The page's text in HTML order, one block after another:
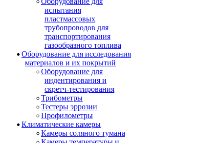
испытания
пластмассовых
трубопроводов для
транспортирования
газообразного топлива
Оборудование для исследования
материалов и их покрытий
Оборудование для
индентирования и
скретч-тестирования
Трибометры
Тестеры эррозии
Профилометры
Климатические камеры
Камеры соляного тумана